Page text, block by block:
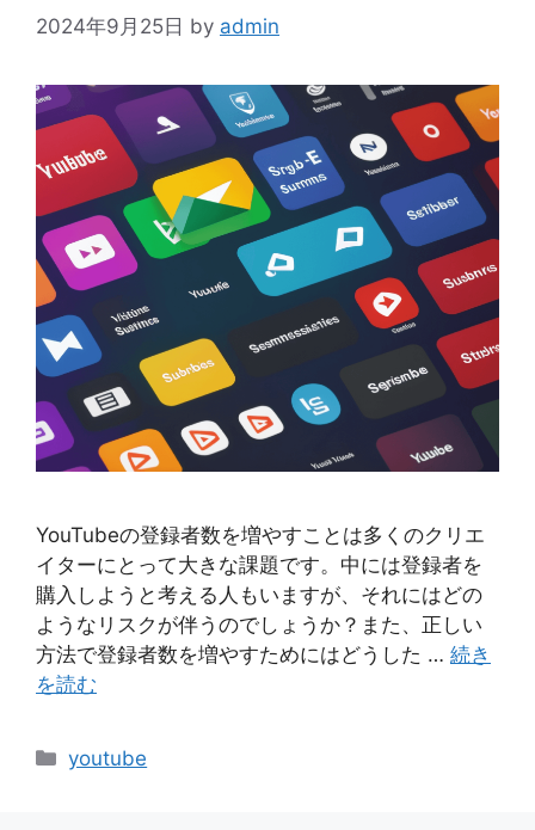
2024年9月25日 by admin
YouTubeの登録者数を増やすことは多くのクリエ
イターにとって大きな課題です。中には登録者を
購入しようと考える人もいますが、それにはどの
ようなリスクが伴うのでしょうか？また、正しい
方法で登録者数を増やすためにはどうした … 続き
を読む
カ
youtube